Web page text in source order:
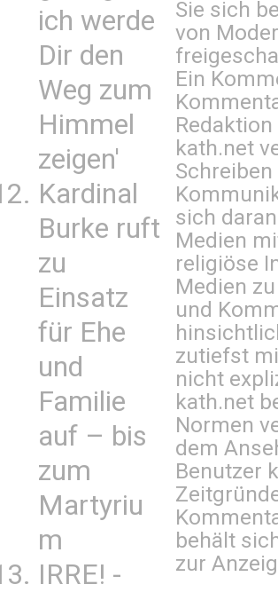
ich werde
Dir den
Weg zum
Himmel
zeigen'
Kardinal
Burke ruft
zu
Einsatz
für Ehe
und
Familie
auf – bis
zum
Martyriu
m
IRRE! -
Sie sich
von
Ein
Redaktion
kath.net
sich
Medien
religiöse
Medien
und
zutiefst
nicht
kath.net
Normen
dem
Benutzer
behält
zur